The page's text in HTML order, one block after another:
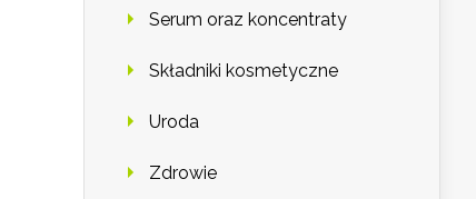
Serum oraz koncentraty
Składniki kosmetyczne
Uroda
Zdrowie